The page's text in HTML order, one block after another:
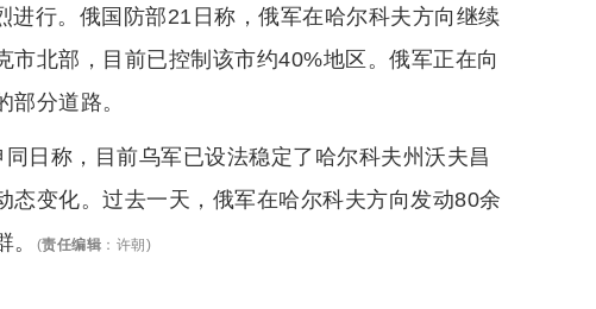
行。俄国防部21日称，俄军在哈尔科夫方向继续
北部，目前已控制该市约40%地区。俄军正在向
分道路。
日称，目前乌军已设法稳定了哈尔科夫州沃夫昌
变化。过去一天，俄军在哈尔科夫方向发动80余
(责任编辑 ： 许朝 )